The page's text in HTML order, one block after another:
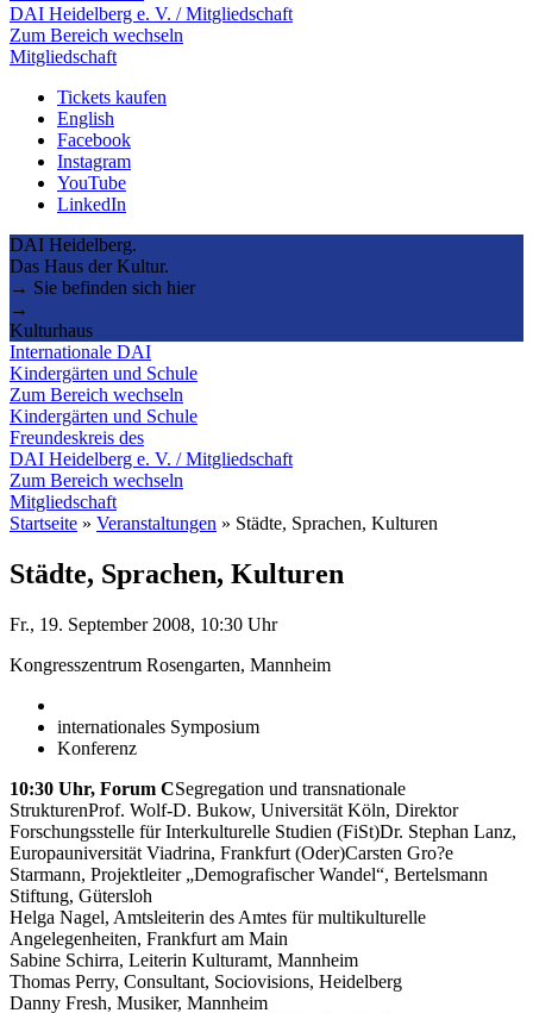
DAI Heidelberg e. V. / Mitgliedschaft
Zum Bereich wechseln
Mitgliedschaft
Tickets kaufen
English
Facebook
Instagram
YouTube
LinkedIn
DAI Heidelberg.
Das Haus der Kultur.
→ Sie befinden sich hier
→
Kulturhaus
Internationale DAI
Kindergärten und Schule
Zum Bereich wechseln
Kindergärten und Schule
Freundeskreis des
DAI Heidelberg e. V. / Mitgliedschaft
Zum Bereich wechseln
Mitgliedschaft
Startseite » Veranstaltungen » Städte, Sprachen, Kulturen
Städte, Sprachen, Kulturen
Fr., 19. September 2008, 10:30 Uhr
Kongresszentrum Rosengarten, Mannheim
internationales Symposium
Konferenz
10:30 Uhr, Forum CSegregation und transnationale
StrukturenProf. Wolf-D. Bukow, Universität Köln, Direktor
Forschungsstelle für Interkulturelle Studien (FiSt)Dr. Stephan Lanz,
Europauniversität Viadrina, Frankfurt (Oder)Carsten Gro?e
Starmann, Projektleiter „Demografischer Wandel“, Bertelsmann
Stiftung, Gütersloh
Helga Nagel, Amtsleiterin des Amtes für multikulturelle
Angelegenheiten, Frankfurt am Main
Sabine Schirra, Leiterin Kulturamt, Mannheim
Thomas Perry, Consultant, Sociovisions, Heidelberg
Danny Fresh, Musiker, Mannheim